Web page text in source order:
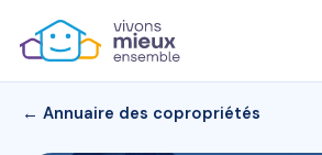
← Annuaire des copropriétés